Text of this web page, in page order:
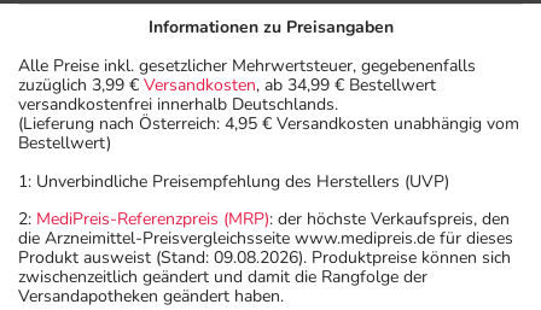
Führen Sie die Anwendung durch, sobald Sie daran
denken und halten Sie dann Ihren Zeitplan ein.
Generell gilt: Achten Sie vor allem bei Säuglingen,
Kleinkindern und älteren Menschen auf eine
gewissenhafte Dosierung. Im Zweifelsfalle fragen Sie
Ihren Arzt oder Apotheker nach etwaigen Auswirkungen
oder Vorsichtsmaßnahmen.
Eine vom Arzt verordnete Dosierung kann von den
Angaben der Packungsbeilage abweichen. Da der Arzt sie
Informationen zu Preisangaben
Alle Preise inkl. gesetzlicher Mehrwertsteuer, gegebenenfalls
zuzüglich 3,99 € Versandkosten, ab 34,99 € Bestellwert
versandkostenfrei innerhalb Deutschlands.
(Lieferung nach Österreich: 4,95 € Versandkosten unabhängig vom
Bestellwert)
1: Unverbindliche Preisempfehlung des Herstellers (UVP)
2: MediPreis-Referenzpreis (MRP): der höchste Verkaufspreis, den
die Arzneimittel-Preisvergleichsseite www.medipreis.de für dieses
Produkt ausweist (Stand: 09.08.2026). Produktpreise können sich
zwischenzeitlich geändert und damit die Rangfolge der
Versandapotheken geändert haben.